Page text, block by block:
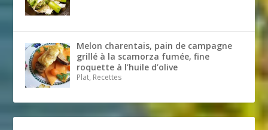
Melon charentais, pain de campagne
grillé à la scamorza fumée, fine
roquette à l’huile d’olive
Plat, Recettes